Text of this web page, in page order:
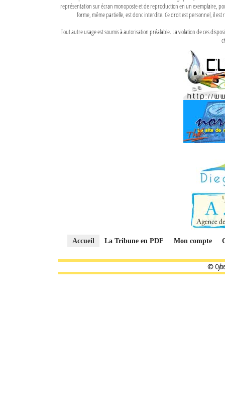
représentation sur écran monoposte et de reproduction en un exemplaire,
forme, même partielle, est donc interdite. Ce droit est personnel, il
Tout autre usage est soumis à autorisation préalable. La violation de ces
Accueil La Tribune en PDF Mon compte
©